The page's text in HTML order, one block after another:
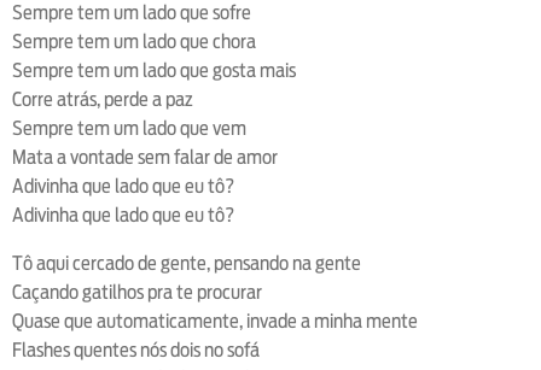
Sempre tem um lado que sofre
Sempre tem um lado que chora
Sempre tem um lado que gosta mais
Corre atrás, perde a paz
Sempre tem um lado que vem
Mata a vontade sem falar de amor
Adivinha que lado que eu tô?
Adivinha que lado que eu tô?
Tô aqui cercado de gente, pensando na gente
Caçando gatilhos pra te procurar
Quase que automaticamente, invade a minha mente
Flashes quentes nós dois no sofá